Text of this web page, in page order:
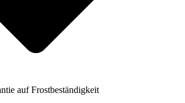
auf Frostbeständigkeit